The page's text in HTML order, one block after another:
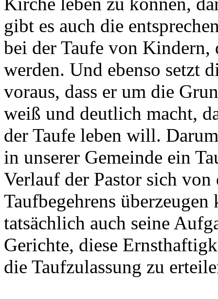
gibt es auch die
bei der Taufe von Kindern,
werden. Und ebenso setzt
voraus, dass er um die
weiß und deutlich macht,
der Taufe leben will.
in unserer Gemeinde ein
Verlauf der Pastor sich
Taufbegehrens
tatsächlich auch seine
Gerichte, diese
die Taufzulassung zu